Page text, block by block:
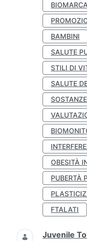
BAMBINI
SALUTE
STILI DI
SALUTE
OBESITÀ
PUBERTÀ
FTALATI
Juvenile